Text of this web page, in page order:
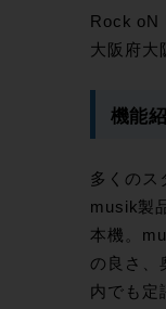
Rock oN
大阪府大
機能
多くのス
musik製
本機。
の良さ、
内でも定